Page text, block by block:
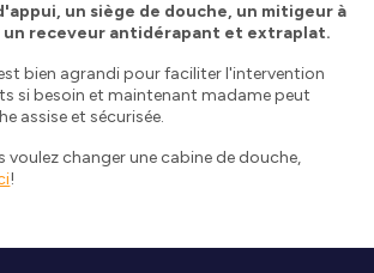
un siège de douche, un mitigeur à
un receveur antidérapant et extraplat.
bien agrandi pour faciliter l'intervention
si besoin et maintenant madame peut
assise et sécurisée.
voulez changer une cabine de douche,
!